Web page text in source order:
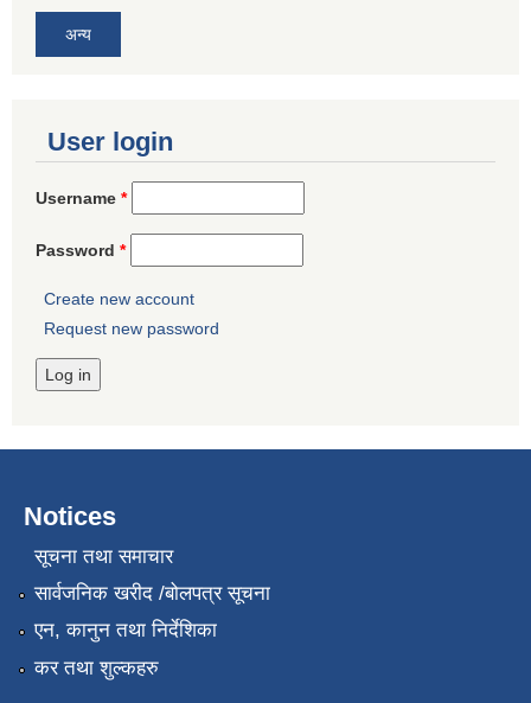
अन्य
User login
Username *
Password *
Create new account
Request new password
Notices
सूचना तथा समाचार
सार्वजनिक खरीद /बोलपत्र सूचना
एन, कानुन तथा निर्देशिका
कर तथा शुल्कहरु